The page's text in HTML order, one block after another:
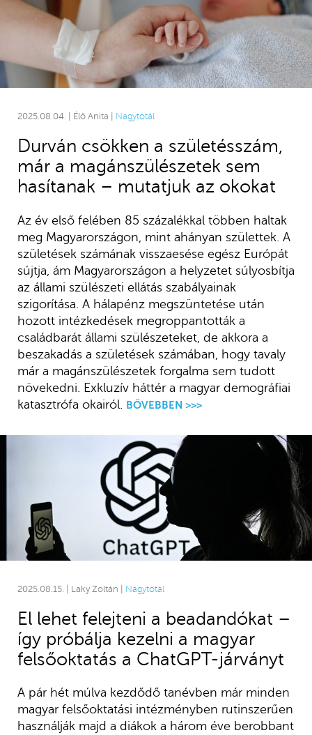
2025.08.15. | Laky Zoltán | Nagytotál
El lehet felejteni a beadandókat –
így próbálja kezelni a magyar
felsőoktatás a ChatGPT-járványt
A pár hét múlva kezdődő tanévben már minden
magyar felsőoktatási intézményben rutinszerűen
használják majd a diákok a három éve berobbant
2025.08.04. | Élő Anita | Nagytotál
Durván csökken a születésszám,
már a magánszülészetek sem
hasítanak – mutatjuk az okokat
Az év első felében 85 százalékkal többen haltak
meg Magyarországon, mint ahányan születtek. A
születések számának visszaesése egész Európát
sújtja, ám Magyarországon a helyzetet súlyosbítja
az állami szülészeti ellátás szabályainak
szigorítása. A hálapénz megszüntetése után
hozott intézkedések megroppantották a
családbarát állami szülészeteket, de akkora a
beszakadás a születések számában, hogy tavaly
már a magánszülészetek forgalma sem tudott
növekedni. Exkluzív háttér a magyar demográfiai
katasztrófa okairól.
BŐVEBBEN >>>